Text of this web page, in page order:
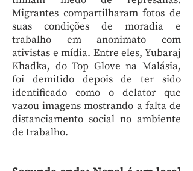
Migrantes compartilharam fotos de
suas condições de moradia e
trabalho em anonimato com
ativistas e mídia. Entre eles, Yubaraj
Khadka, do Top Glove na Malásia,
foi demitido depois de ter sido
identificado como o delator que
vazou imagens mostrando a falta de
distanciamento social no ambiente
de trabalho.